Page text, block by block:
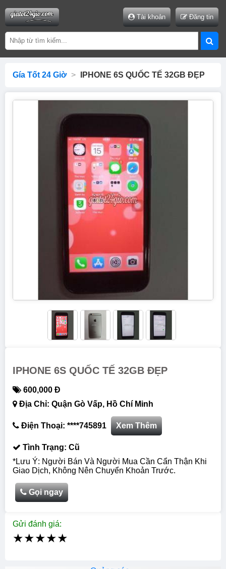
Tài khoản Đăng tin
Gía Tốt 24 Giờ > IPHONE 6S QUỐC TẾ 32GB ĐẸP
IPHONE 6S QUỐC TẾ 32GB ĐẸP
600,000 Đ
Địa Chỉ: Quận Gò Vấp, Hồ Chí Minh
Điện Thoại: ****745891 Xem Thêm
Tình Trạng: Cũ
*Lưu Ý: Người Bán Và Người Mua Cần Cẩn Thận Khi
Giao Dịch, Không Nên Chuyển Khoản Trước.
Gọi ngay
Gửi đánh giá:
★★★★★